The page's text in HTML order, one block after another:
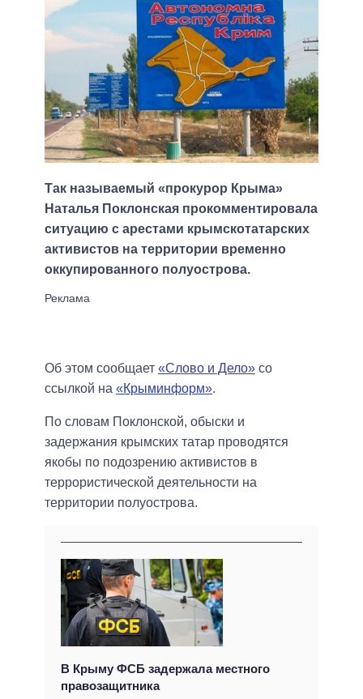
Так называемый «прокурор Крыма»
Наталья Поклонская прокомментировала
ситуацию с арестами крымскотатарских
активистов на территории временно
оккупированного полуострова.
Об этом сообщает «Слово и Дело» со
ссылкой на «Крыминформ».
По словам Поклонской, обыски и
задержания крымских татар проводятся
якобы по подозрению активистов в
террористической деятельности на
территории полуострова.
В Крыму ФСБ задержала местного
правозащитника